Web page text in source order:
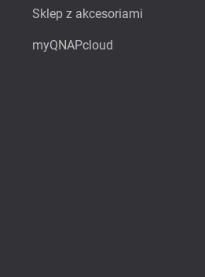
Sklep z akcesoriami
myQNAPcloud